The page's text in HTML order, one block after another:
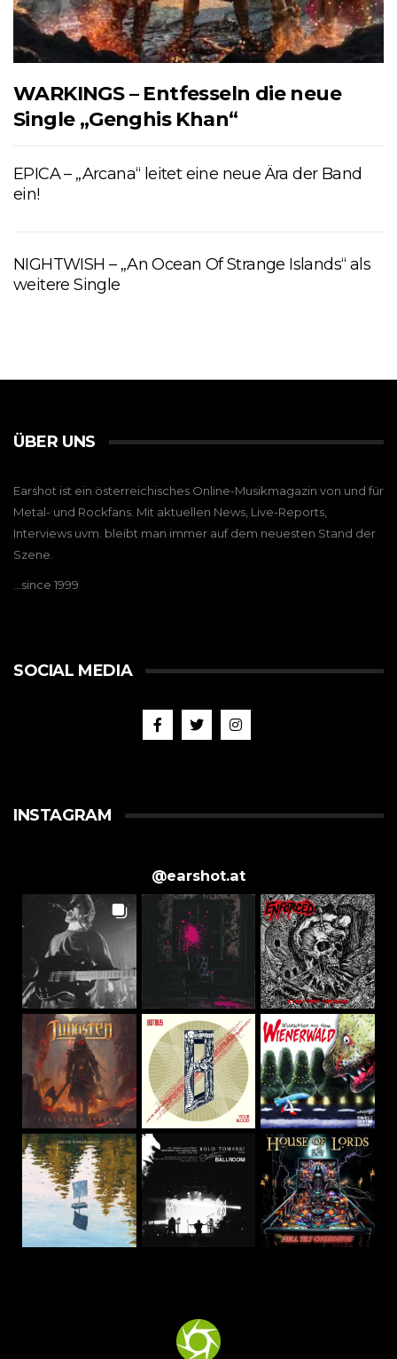
WARKINGS – Entfesseln die neue
Single „Genghis Khan“
EPICA – „Arcana“ leitet eine neue Ära der Band
ein!
NIGHTWISH – „An Ocean Of Strange Islands“ als
weitere Single
ÜBER UNS
Earshot ist ein österreichisches Online-Musikmagazin von und für
Metal- und Rockfans. Mit aktuellen News, Live-Reports,
Interviews uvm. bleibt man immer auf dem neuesten Stand der
Szene.
…since 1999
SOCIAL MEDIA
INSTAGRAM
@earshot.at